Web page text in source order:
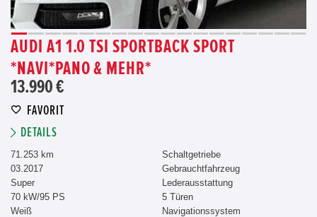
AUDI A1 1.0 TSI SPORTBACK SPORT
*NAVI*PANO & MEHR*
13.990 €
FAVORIT
DETAILS
71.253 km
03.2017
Super
70 kW/95 PS
Weiß
Schaltgetriebe
Gebrauchtfahrzeug
Lederausstattung
5 Türen
Navigationssystem